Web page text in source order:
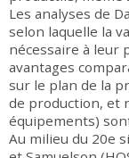
Les analyses de
selon laquelle la
nécessaire à leur
avantages
sur le plan de la
de production, et
équipements)
Au milieu du 20e